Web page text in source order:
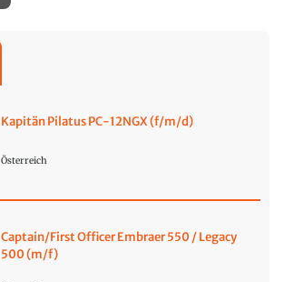
Kapitän Pilatus PC-12NGX (f/m/d)
Österreich
Captain/First Officer Embraer 550 / Legacy
500 (m/f)